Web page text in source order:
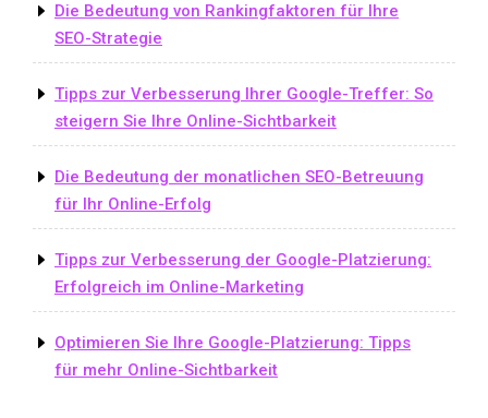
Die Bedeutung von Rankingfaktoren für Ihre
SEO-Strategie
Tipps zur Verbesserung Ihrer Google-Treffer: So
steigern Sie Ihre Online-Sichtbarkeit
Die Bedeutung der monatlichen SEO-Betreuung
für Ihr Online-Erfolg
Tipps zur Verbesserung der Google-Platzierung:
Erfolgreich im Online-Marketing
Optimieren Sie Ihre Google-Platzierung: Tipps
für mehr Online-Sichtbarkeit